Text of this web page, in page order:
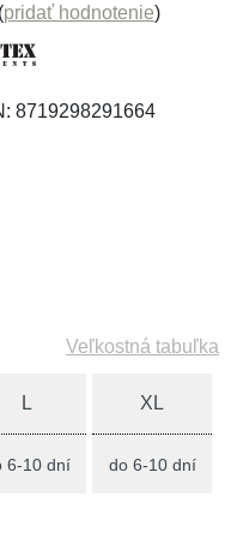
pridať hodnotenie)
8719298291664
Veľkostná tabuľka
L
6-10 dní
XL
do 6-10 dní